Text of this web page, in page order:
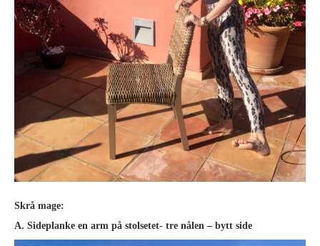
Skrå mage:
A. Sideplanke en arm på stolsetet- tre nålen – bytt side